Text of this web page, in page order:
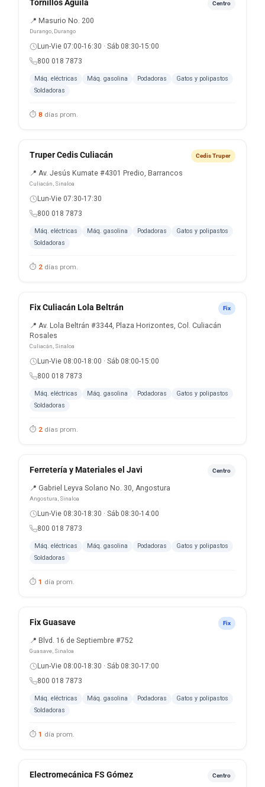
Tornillos Aguila Centro
📍 Masurio No. 200
Durango, Durango
Lun-Vie 07:00-16:30 · Sáb 08:30-15:00
800 018 7873
Máq. eléctricas Máq. gasolina Podadoras
Gatos y polipastos
Soldadoras
⏱ 8 días prom.
Truper Cedis Culiacán Cedis Truper
📍 Av. Jesús Kumate #4301 Predio, Barrancos
Culiacán, Sinaloa
Lun-Vie 07:30-17:30
800 018 7873
Máq. eléctricas Máq. gasolina Podadoras
Gatos y polipastos
Soldadoras
⏱ 2 días prom.
Fix Culiacán Lola Beltrán Fix
📍 Av. Lola Beltrán #3344, Plaza Horizontes, Col. Culiacán
Rosales
Culiacán, Sinaloa
Lun-Vie 08:00-18:00 · Sáb 08:00-15:00
800 018 7873
Máq. eléctricas Máq. gasolina Podadoras
Gatos y polipastos
Soldadoras
⏱ 2 días prom.
Ferretería y Materiales el Javi Centro
📍 Gabriel Leyva Solano No. 30, Angostura
Angostura, Sinaloa
Lun-Vie 08:30-18:30 · Sáb 08:30-14:00
800 018 7873
Máq. eléctricas Máq. gasolina Podadoras
Gatos y polipastos
Soldadoras
⏱ 1 día prom.
Fix Guasave Fix
📍 Blvd. 16 de Septiembre #752
Guasave, Sinaloa
Lun-Vie 08:00-18:30 · Sáb 08:30-17:00
800 018 7873
Máq. eléctricas Máq. gasolina Podadoras
Gatos y polipastos
Soldadoras
⏱ 1 día prom.
Electromecánica FS Gómez Centro